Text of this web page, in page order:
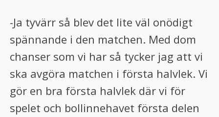
-Ja tyvärr så blev det lite väl onödigt
spännande i den matchen. Med dom
chanser som vi har så tycker jag att vi
ska avgöra matchen i första halvlek. Vi
gör en bra första halvlek där vi för
spelet och bollinnehavet första delen